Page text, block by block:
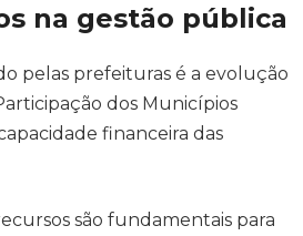
na gestão pública
pelas prefeituras é a evolução
dos Municípios
financeira das
são fundamentais para